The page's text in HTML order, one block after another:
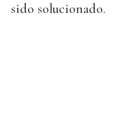
sido solucionado.